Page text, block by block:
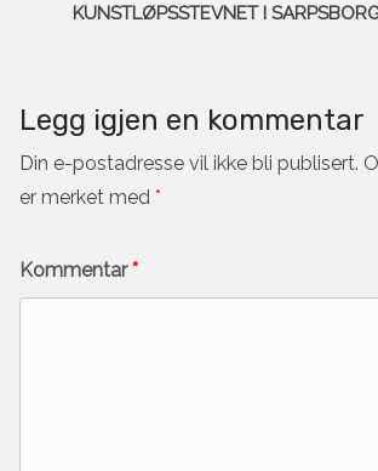
KUNSTLØPSSTEVNET I
Legg igjen en kommentar
Din e-postadresse vil ikke bli publisert.
er merket med *
Kommentar*